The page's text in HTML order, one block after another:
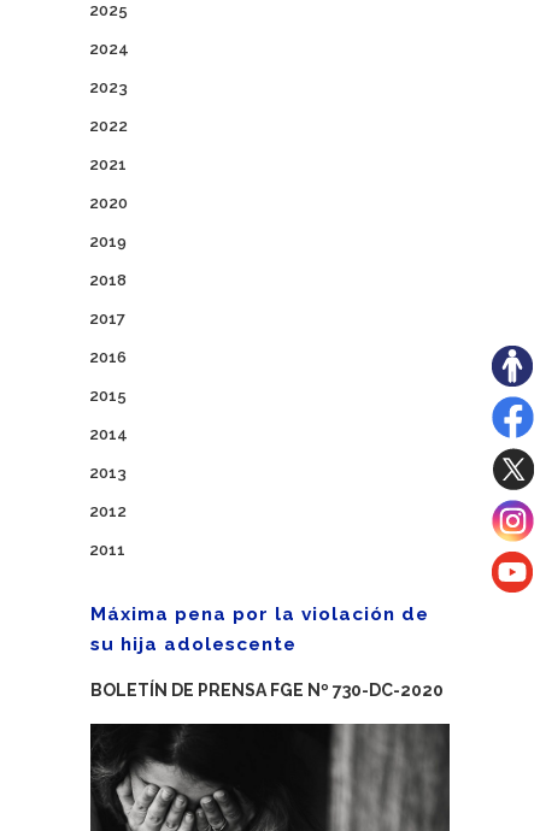
2025
2024
2023
2022
2021
2020
2019
2018
2017
2016
2015
2014
2013
2012
2011
Máxima pena por la violación de
su hija adolescente
BOLETÍN DE PRENSA FGE Nº 730-DC-2020